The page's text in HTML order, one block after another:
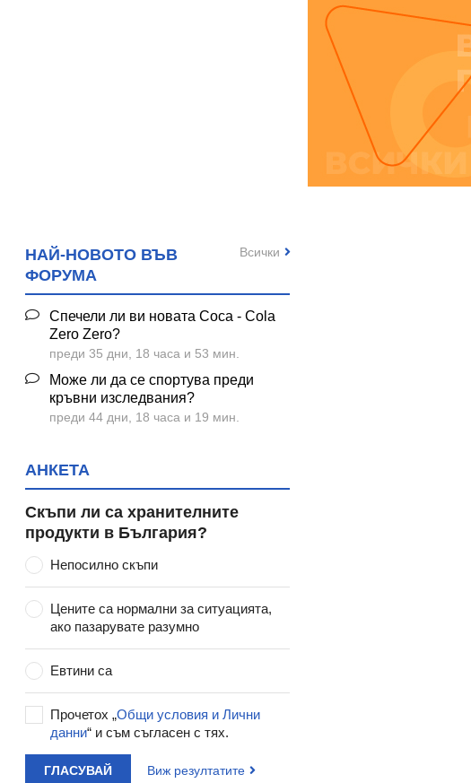
НАЙ-НОВОТО ВЪВ
ФОРУМА
Спечели ли ви новата Coca - Cola
Zero Zero?
преди 35 дни, 18 часа и 53 мин.
Може ли да се спортува преди
кръвни изследвания?
преди 44 дни, 18 часа и 19 мин.
Всички
АНКЕТА
Скъпи ли са хранителните
продукти в България?
Непосилно скъпи
Цените са нормални за ситуацията,
ако пазарувате разумно
Евтини са
Прочетох „Общи условия и Лични
данни“ и съм съгласен с тях.
ГЛАСУВАЙ Виж резултатите